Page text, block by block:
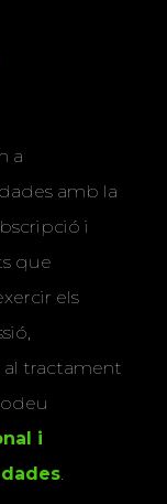
a
amb la
i
que
els
tractament
i
.